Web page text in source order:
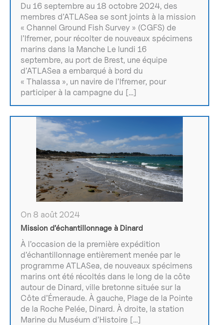
Du 16 septembre au 18 octobre 2024, des
membres d’ATLASea se sont joints à la mission
« Channel Ground Fish Survey » (CGFS) de
l’Ifremer, pour récolter de nouveaux spécimens
marins dans la Manche Le lundi 16
septembre, au port de Brest, une équipe
d’ATLASea a embarqué à bord du
« Thalassa », un navire de l’Ifremer, pour
participer à la campagne du […]
On 8 août 2024
Mission d’échantillonnage à Dinard
À l’occasion de la première expédition
d’échantillonnage entièrement menée par le
programme ATLASea, de nouveaux spécimens
marins ont été récoltés dans le long de la côte
autour de Dinard, ville bretonne située sur la
Côte d’Émeraude. À gauche, Plage de la Pointe
de la Roche Pelée, Dinard. À droite, la station
Marine du Muséum d’Histoire […]